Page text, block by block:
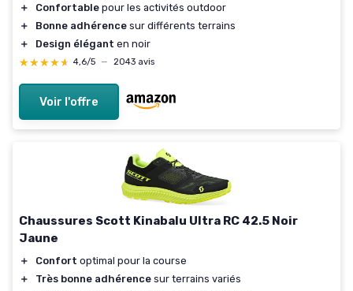
＋ Confortable pour les activités outdoor
＋
Bonne adhérence sur différents terrains
＋
Design élégant en noir
★★★★★
★★★★★ 4,6/5 — 2043 avis
Voir l'offre
Chaussures Scott Kinabalu Ultra RC 42.5 Noir
Jaune
＋ Confort optimal pour la course
＋
Très bonne adhérence sur terrains variés